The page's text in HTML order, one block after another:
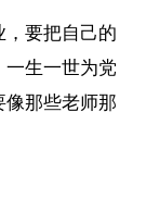
，要把自己的
一生一世为党
像那些老师那